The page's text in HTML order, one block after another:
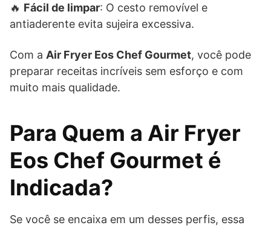
🔥 Fácil de limpar: O cesto removível e
antiaderente evita sujeira excessiva.
Com a Air Fryer Eos Chef Gourmet, você pode
preparar receitas incríveis sem esforço e com
muito mais qualidade.
Para Quem a Air Fryer
Eos Chef Gourmet é
Indicada?
Se você se encaixa em um desses perfis, essa